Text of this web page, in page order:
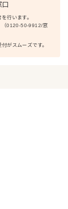
口
行います。
（0120-50-9912/窓
がスムーズです。